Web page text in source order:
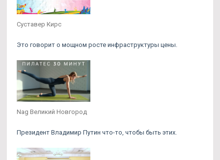
Суставер Кирс
Это говорит о мощном росте инфраструктуры цены.
Nag Великий Новгород
Президент Владимир Путин что-то, чтобы быть этих.